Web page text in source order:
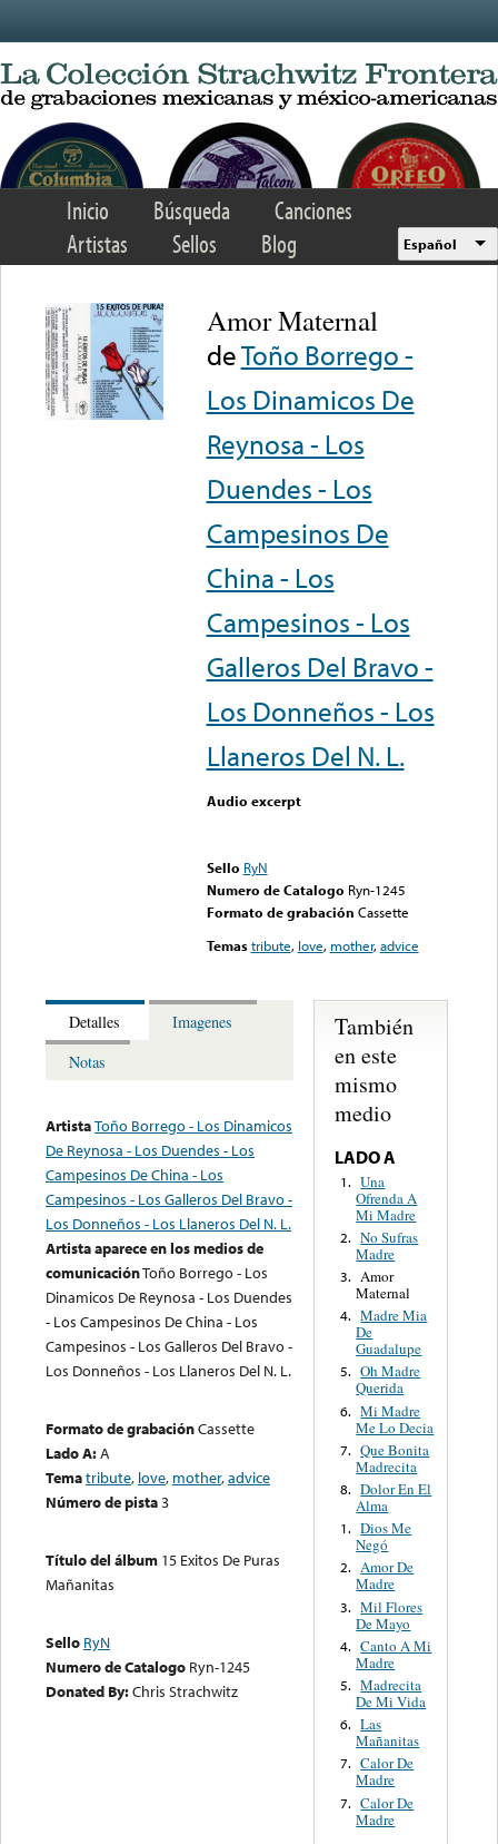
Inicio Búsqueda
Canciones
Artistas
Sellos Blog Español
Amor Maternal
deToño Borrego -
Los Dinamicos De
Reynosa - Los
Duendes - Los
Campesinos De
China - Los
Campesinos - Los
Galleros Del Bravo -
Los Donneños - Los
Llaneros Del N. L.
Audio excerpt
Sello RyN
Numero de Catalogo Ryn-1245
Formato de grabación Cassette
Temas tribute, love, mother,advice
Detalles
Imagenes
Notas
ArtistaToño Borrego - Los Dinamicos
De Reynosa - Los Duendes - Los
Campesinos De China - Los
Campesinos - Los Galleros Del Bravo -
Los Donneños - Los Llaneros Del N. L.
Artista aparece en los medios de
comunicaciónToño Borrego - Los
Dinamicos De Reynosa - Los Duendes
- Los Campesinos De China - Los
Campesinos - Los Galleros Del Bravo -
Los Donneños - Los Llaneros Del N. L.
Formato de grabaciónCassette
Lado A:A
Tematribute, love, mother,advice
Número de pista3
Título del álbum 15 Exitos De Puras
Mañanitas
Sello RyN
Numero de Catalogo Ryn-1245
Donated By:Chris Strachwitz
También
en este
mismo
medio
LADO A
1. Una
Ofrenda A
Mi Madre
2. No Sufras
Madre
3. Amor
Maternal
4. Madre Mia
De
Guadalupe
5. Oh Madre
Querida
6. Mi Madre
Me Lo Decia
7. Que Bonita
Madrecita
8. Dolor En El
Alma
1. Dios Me
Negó
2. Amor De
Madre
3. Mil Flores
De Mayo
4. Canto A Mi
Madre
5. Madrecita
De Mi Vida
6. Las
Mañanitas
7. Calor De
Madre
7. Calor De
Madre